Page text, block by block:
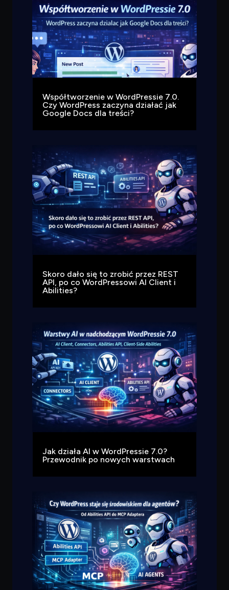
Współtworzenie w WordPressie 7.0.
Czy WordPress zaczyna działać jak
Google Docs dla treści?
Skoro dało się to zrobić przez REST
API, po co WordPressowi AI Client i
Abilities?
Jak działa AI w WordPressie 7.0?
Przewodnik po nowych warstwach